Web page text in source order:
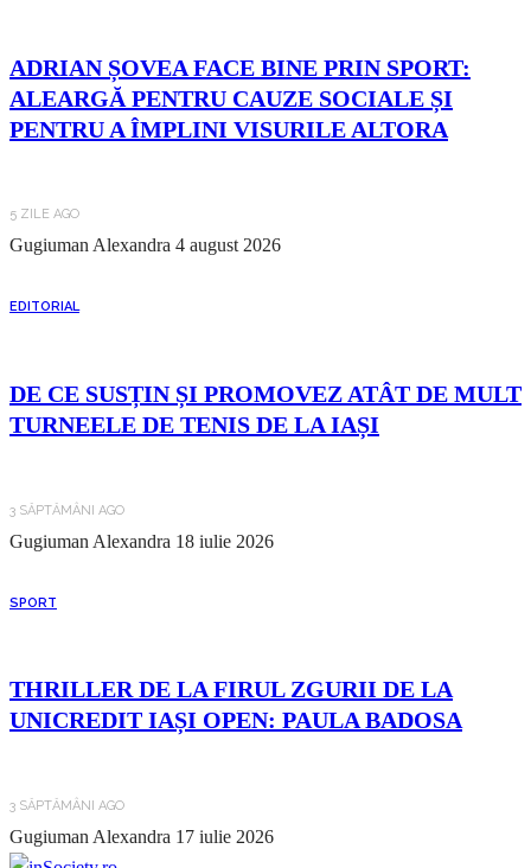
ADRIAN ȘOVEA FACE BINE PRIN SPORT:
ALEARGĂ PENTRU CAUZE SOCIALE ȘI
PENTRU A ÎMPLINI VISURILE ALTORA
5 ZILE AGO
Gugiuman Alexandra 4 august 2026
EDITORIAL
DE CE SUSȚIN ȘI PROMOVEZ ATÂT DE MULT
TURNEELE DE TENIS DE LA IAȘI
3 SĂPTĂMÂNI AGO
Gugiuman Alexandra 18 iulie 2026
SPORT
THRILLER DE LA FIRUL ZGURII DE LA
UNICREDIT IAȘI OPEN: PAULA BADOSA
3 SĂPTĂMÂNI AGO
Gugiuman Alexandra 17 iulie 2026